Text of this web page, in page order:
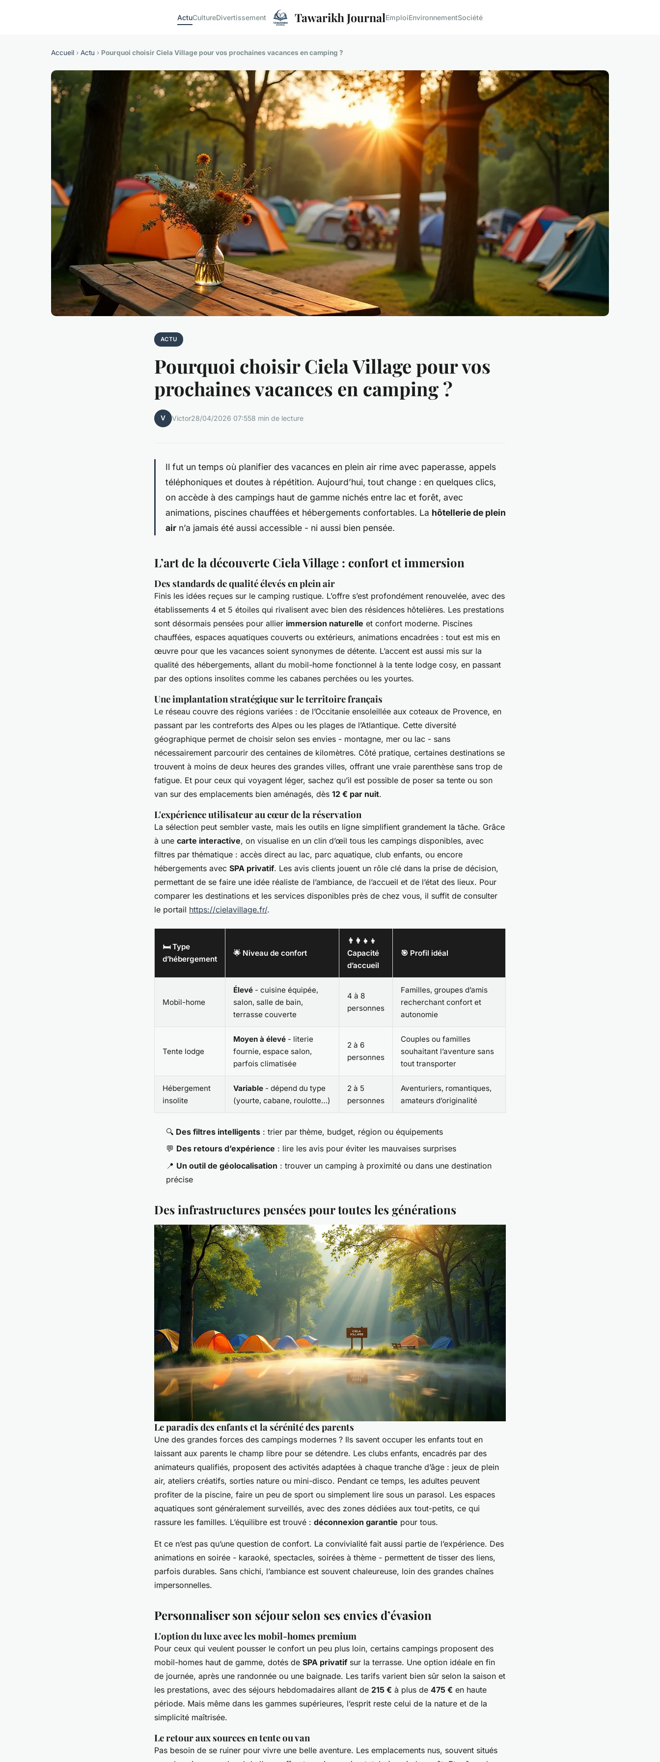
ActuCultureDivertissement Tawarikh JournalEmploiEnvironnementSociété
Accueil › Actu › Pourquoi choisir Ciela Village pour vos prochaines vacances en camping ?
ACTU
Pourquoi choisir Ciela Village pour vos
prochaines vacances en camping ?
V Victor28/04/2026 07:558 min de lecture
Il fut un temps où planifier des vacances en plein air rime avec paperasse, appels
téléphoniques et doutes à répétition. Aujourd’hui, tout change : en quelques clics,
on accède à des campings haut de gamme nichés entre lac et forêt, avec
animations, piscines chauffées et hébergements confortables. La hôtellerie de plein
air n’a jamais été aussi accessible - ni aussi bien pensée.
L’art de la découverte Ciela Village : confort et immersion
Des standards de qualité élevés en plein air
Finis les idées reçues sur le camping rustique. L’offre s’est profondément renouvelée, avec des
établissements 4 et 5 étoiles qui rivalisent avec bien des résidences hôtelières. Les prestations
sont désormais pensées pour allier immersion naturelle et confort moderne. Piscines
chauffées, espaces aquatiques couverts ou extérieurs, animations encadrées : tout est mis en
œuvre pour que les vacances soient synonymes de détente. L’accent est aussi mis sur la
qualité des hébergements, allant du mobil-home fonctionnel à la tente lodge cosy, en passant
par des options insolites comme les cabanes perchées ou les yourtes.
Une implantation stratégique sur le territoire français
Le réseau couvre des régions variées : de l’Occitanie ensoleillée aux coteaux de Provence, en
passant par les contreforts des Alpes ou les plages de l’Atlantique. Cette diversité
géographique permet de choisir selon ses envies - montagne, mer ou lac - sans
nécessairement parcourir des centaines de kilomètres. Côté pratique, certaines destinations se
trouvent à moins de deux heures des grandes villes, offrant une vraie parenthèse sans trop de
fatigue. Et pour ceux qui voyagent léger, sachez qu’il est possible de poser sa tente ou son
van sur des emplacements bien aménagés, dès 12 € par nuit.
L'expérience utilisateur au cœur de la réservation
La sélection peut sembler vaste, mais les outils en ligne simplifient grandement la tâche. Grâce
à une carte interactive, on visualise en un clin d’œil tous les campings disponibles, avec
filtres par thématique : accès direct au lac, parc aquatique, club enfants, ou encore
hébergements avec SPA privatif. Les avis clients jouent un rôle clé dans la prise de décision,
permettant de se faire une idée réaliste de l’ambiance, de l’accueil et de l’état des lieux. Pour
comparer les destinations et les services disponibles près de chez vous, il suffit de consulter
le portail https://cielavillage.fr/.
🛏️ Type
d’hébergement
🌟 Niveau de confort
👨‍👩‍👧‍👦
Capacité
d’accueil
🎯 Profil idéal
Mobil-home
Élevé - cuisine équipée,
salon, salle de bain,
terrasse couverte
4 à 8
personnes
Familles, groupes d’amis
recherchant confort et
autonomie
Tente lodge
Moyen à élevé - literie
fournie, espace salon,
parfois climatisée
2 à 6
personnes
Couples ou familles
souhaitant l’aventure sans
tout transporter
Hébergement
insolite
Variable - dépend du type
(yourte, cabane, roulotte…)
2 à 5
personnes
Aventuriers, romantiques,
amateurs d’originalité
🔍 Des filtres intelligents : trier par thème, budget, région ou équipements
💬 Des retours d’expérience : lire les avis pour éviter les mauvaises surprises
📍 Un outil de géolocalisation : trouver un camping à proximité ou dans une destination
précise
Des infrastructures pensées pour toutes les générations
Le paradis des enfants et la sérénité des parents
Une des grandes forces des campings modernes ? Ils savent occuper les enfants tout en
laissant aux parents le champ libre pour se détendre. Les clubs enfants, encadrés par des
animateurs qualifiés, proposent des activités adaptées à chaque tranche d’âge : jeux de plein
air, ateliers créatifs, sorties nature ou mini-disco. Pendant ce temps, les adultes peuvent
profiter de la piscine, faire un peu de sport ou simplement lire sous un parasol. Les espaces
aquatiques sont généralement surveillés, avec des zones dédiées aux tout-petits, ce qui
rassure les familles. L’équilibre est trouvé : déconnexion garantie pour tous.
Et ce n’est pas qu’une question de confort. La convivialité fait aussi partie de l’expérience. Des
animations en soirée - karaoké, spectacles, soirées à thème - permettent de tisser des liens,
parfois durables. Sans chichi, l’ambiance est souvent chaleureuse, loin des grandes chaînes
impersonnelles.
Personnaliser son séjour selon ses envies d’évasion
L'option du luxe avec les mobil-homes premium
Pour ceux qui veulent pousser le confort un peu plus loin, certains campings proposent des
mobil-homes haut de gamme, dotés de SPA privatifsur la terrasse. Une option idéale en fin
de journée, après une randonnée ou une baignade. Les tarifs varient bien sûr selon la saison et
les prestations, avec des séjours hebdomadaires allant de 215 € à plus de 475 € en haute
période. Mais même dans les gammes supérieures, l’esprit reste celui de la nature et de la
simplicité maîtrisée.
Le retour aux sources en tente ou van
Pas besoin de se ruiner pour vivre une belle aventure. Les emplacements nus, souvent situés